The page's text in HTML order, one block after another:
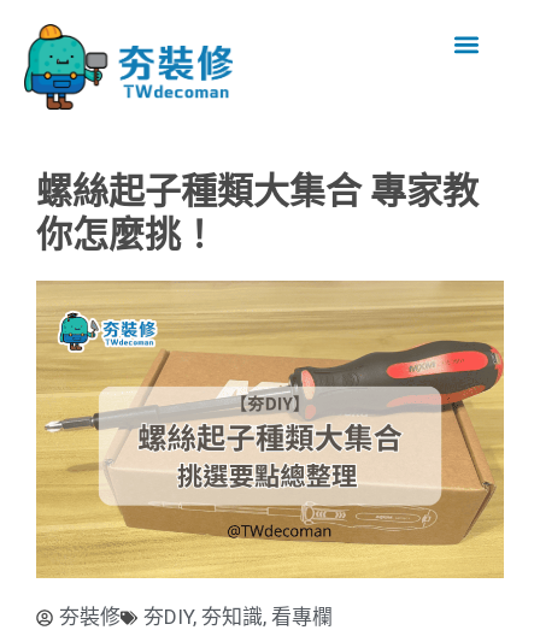
螺絲起子種類大集合 專家教
你怎麼挑！
夯裝修 夯DIY, 夯知識, 看專欄